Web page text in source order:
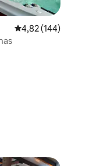
Durchschnittliche
4,82 (144)